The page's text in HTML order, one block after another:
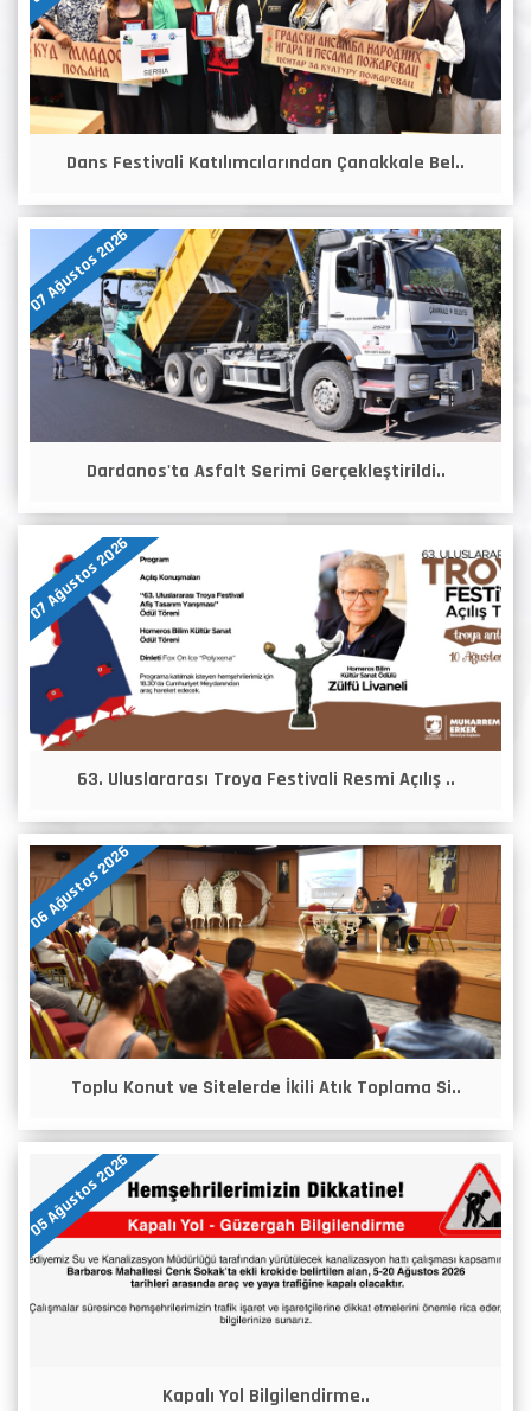
Dans Festivali Katılımcılarından Çanakkale Bel..
07 Ağustos 2026
Dardanos'ta Asfalt Serimi Gerçekleştirildi..
07 Ağustos 2026
63. Uluslararası Troya Festivali Resmi Açılış ..
06 Ağustos 2026
Toplu Konut ve Sitelerde İkili Atık Toplama Si..
05 Ağustos 2026
Kapalı Yol Bilgilendirme..